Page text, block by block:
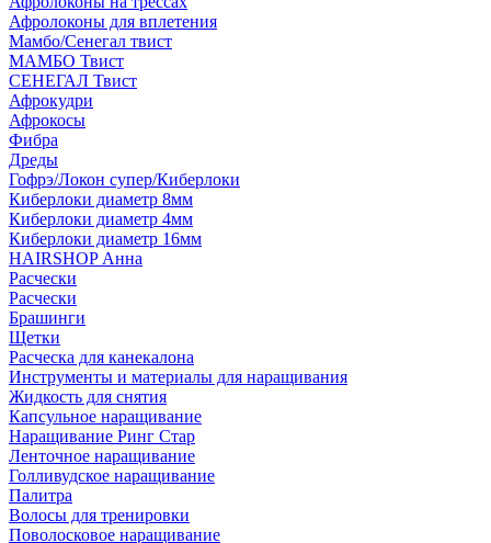
Афролоконы для вплетения
Мамбо/Сенегал твист
МАМБО Твист
СЕНЕГАЛ Твист
Афрокудри
Афрокосы
Фибра
Дреды
Гофрэ/Локон супер/Киберлоки
Киберлоки диаметр 8мм
Киберлоки диаметр 4мм
Киберлоки диаметр 16мм
HAIRSHOP Анна
Расчески
Расчески
Брашинги
Щетки
Расческа для канекалона
Инструменты и материалы для наращивания
Жидкость для снятия
Капсульное наращивание
Наращивание Ринг Стар
Ленточное наращивание
Голливудское наращивание
Палитра
Волосы для тренировки
Поволосковое наращивание